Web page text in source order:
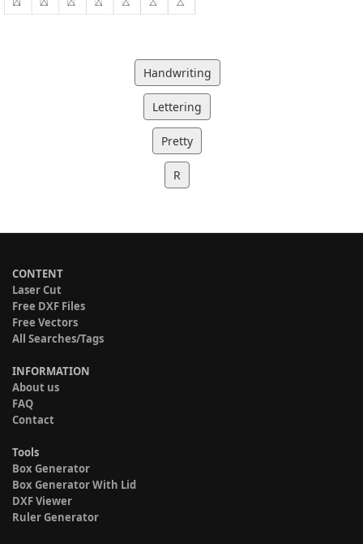
Handwriting
Lettering
Pretty
R
CONTENT
Laser Cut
Free DXF Files
Free Vectors
All Searches/Tags
INFORMATION
About us
FAQ
Contact
Tools
Box Generator
Box Generator With Lid
DXF Viewer
Ruler Generator